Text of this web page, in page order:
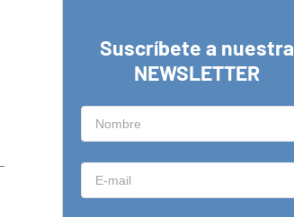
Suscríbete a nuestra
NEWSLETTER